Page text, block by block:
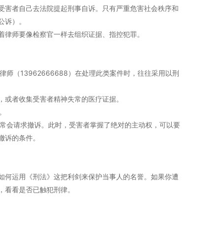
害者自己去法院提起刑事自诉。只有严重危害社会秩序和
）。
师要像检察官一样去组织证据、指控犯罪。
师（13962666688）在处理此类案件时，往往采用以刑
者收集受害者精神失常的医疗证据。
会请求撤诉。此时，受害者掌握了绝对的主动权，可以要
的条件。
何运用《刑法》这把利剑来保护当事人的名誉。如果你遭
看是否已触犯刑律。